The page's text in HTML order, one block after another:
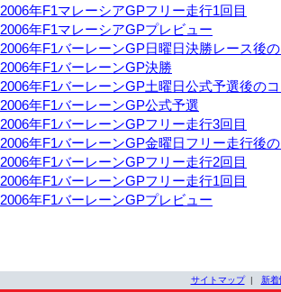
2006年F1マレーシアGPフリー走行1回目
2006年F1マレーシアGPプレビュー
2006年F1バーレーンGP日曜日決勝レース後
2006年F1バーレーンGP決勝
2006年F1バーレーンGP土曜日公式予選後の
2006年F1バーレーンGP公式予選
2006年F1バーレーンGPフリー走行3回目
2006年F1バーレーンGP金曜日フリー走行後
2006年F1バーレーンGPフリー走行2回目
2006年F1バーレーンGPフリー走行1回目
2006年F1バーレーンGPプレビュー
サイトマップ| 新着